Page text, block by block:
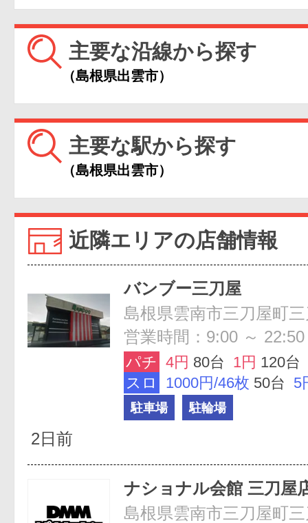
主要な沿線から探す
（島根県出雲市）
主要な駅から探す
（島根県出雲市）
近隣エリアの店舗情報
バンブー三刀屋
島根県雲南市三刀屋町
営業時間：9:00 ～ 22:50
パチ 4円 80台 1円 120台
スロ
1000円/46枚 50台 5
駐車場 駐輪場
2日前
ナショナル会館 三刀屋
島根県雲南市三刀屋町